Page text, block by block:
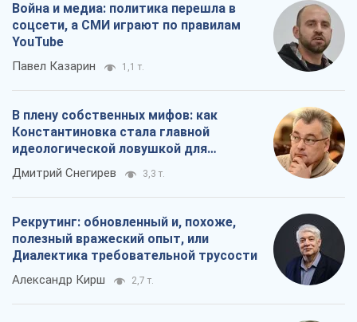
Война и медиа: политика перешла в
соцсети, а СМИ играют по правилам
YouTube
Павел Казарин 1,1 т.
В плену собственных мифов: как
Константиновка стала главной
идеологической ловушкой для
российских оккупантов
Дмитрий Снегирев 3,3 т.
Рекрутинг: обновленный и, похоже,
полезный вражеский опыт, или
Диалектика требовательной трусости
Александр Кирш 2,7 т.